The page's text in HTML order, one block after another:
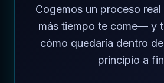
Cogemos un proceso
más tiempo te come— y
cómo quedaría dentro
principio a